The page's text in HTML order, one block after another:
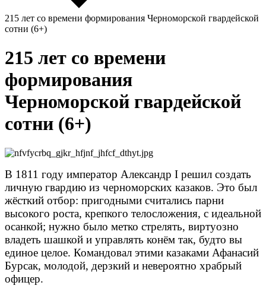
215 лет со времени формирования Черноморской гвардейской
сотни (6+)
215 лет со времени
формирования
Черноморской гвардейской
сотни (6+)
В 1811 году император Александр I решил создать
личную гвардию из черноморских казаков. Это был
жёсткий отбор: пригодными считались парни
высокого роста, крепкого телосложения, с идеальной
осанкой; нужно было метко стрелять, виртуозно
владеть шашкой и управлять конём так, будто вы
единое целое. Командовал этими казаками Афанасий
Бурсак, молодой, дерзкий и невероятно храбрый
офицер.